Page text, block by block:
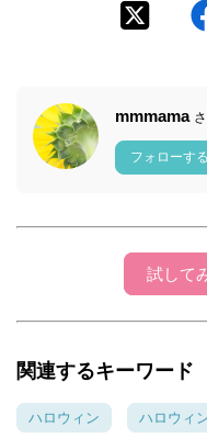
mmmama
フォローする
試して
関連するキーワード
ハロウィン ハロウィ